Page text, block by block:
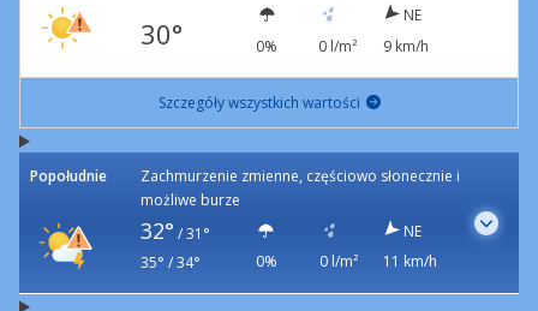
30° 0% 0 l/m²
NE
9 km/h
Szczegóły wszystkich wartości
Popołudnie
Zachmurzenie zmienne, częściowo słonecznie i
możliwe burze
32° / 31°
35° / 34°
0% 0 l/m²
NE
11 km/h